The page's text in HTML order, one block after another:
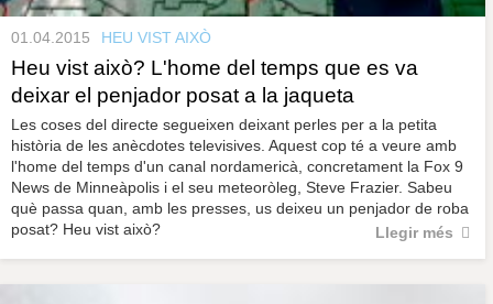
01.04.2015 HEU VIST AIXÒ
Heu vist això? L'home del temps que es va
deixar el penjador posat a la jaqueta
Les coses del directe segueixen deixant perles per a la petita
història de les anècdotes televisives. Aquest cop té a veure amb
l'home del temps d'un canal nordamericà, concretament la Fox 9
News de Minneàpolis i el seu meteoròleg, Steve Frazier. Sabeu
què passa quan, amb les presses, us deixeu un penjador de roba
posat? Heu vist això?
Llegir més